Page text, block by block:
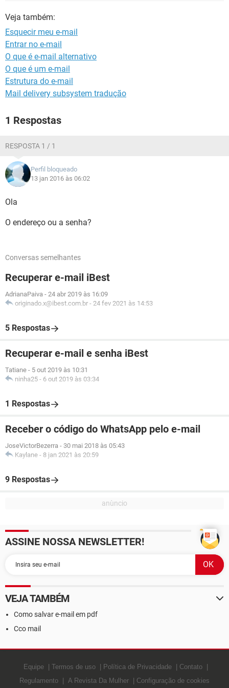
Veja também:
Esquecir meu e-mail
Entrar no e-mail
O que é e-mail alternativo
O que é um e-mail
Estrutura do e-mail
Mail delivery subsystem tradução
1 Respostas
RESPOSTA 1 / 1
Perfil bloqueado
13 jan 2016 às 06:02
Ola
O endereço ou a senha?
Conversas semelhantes
Recuperar e-mail iBest
AdrianaPaiva - 24 abr 2019 às 16:09
originado.x@ibest.com.br - 24 fev 2021 às 14:53
5 Respostas
Recuperar e-mail e senha iBest
Tatiane - 5 out 2019 às 10:31
ninha25 - 6 out 2019 às 03:34
1 Respostas
Receber o código do WhatsApp pelo e-mail
JoseVictorBezerra - 30 mai 2018 às 05:43
Kaylane - 8 jan 2021 às 20:59
9 Respostas
ASSINE NOSSA NEWSLETTER!
VEJA TAMBÉM
Como salvar e-mail em pdf
Cco mail
Equipe Termos de uso Política de Privacidade
Contato
Regulamento
A Revista Da Mulher Configuração de cookies